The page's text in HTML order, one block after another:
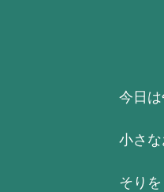
今日
小さ
そり